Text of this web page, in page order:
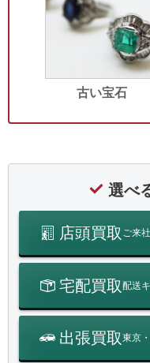
古い宝石
選べ
店頭買取 ご来
宅配買取配送
出張買取東京